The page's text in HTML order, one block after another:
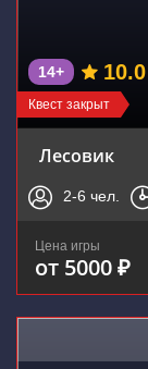
Квест закрыт
14+ 10.0
Лесовик
2-6 чел.
Цена игры
от 5000 ₽